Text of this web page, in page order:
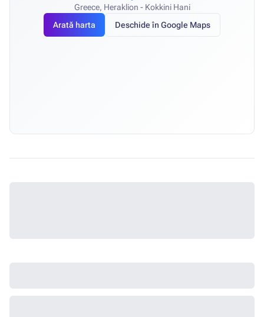
Greece, Heraklion - Kokkini Hani
Arată harta
Deschide în Google Maps